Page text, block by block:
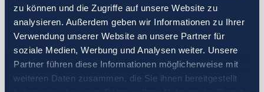
zu können und die Zugriffe auf unsere Website zu
analysieren. Außerdem geben wir Informationen zu Ihrer
Verwendung unserer Website an unsere Partner für
soziale Medien, Werbung und Analysen weiter. Unsere
Partner führen diese Informationen möglicherweise mit
weiteren Daten zusammen, die Sie ihnen bereitgestellt